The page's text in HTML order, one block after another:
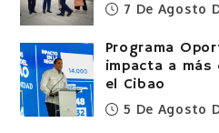
7 De Agosto
Programa
impacta a
el Cibao
5 De Agosto